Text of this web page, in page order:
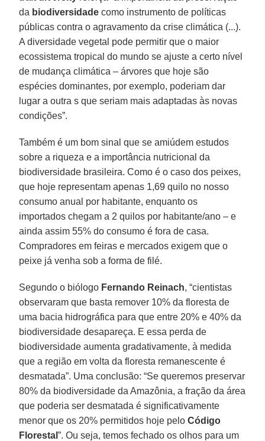
da biodiversidade como instrumento de políticas
públicas contra o agravamento da crise climática (...).
A diversidade vegetal pode permitir que o maior
ecossistema tropical do mundo se ajuste a certo nível
de mudança climática – árvores que hoje são
espécies dominantes, por exemplo, poderiam dar
lugar a outra s que seriam mais adaptadas às novas
condições”.
Também é um bom sinal que se amiúdem estudos
sobre a riqueza e a importância nutricional da
biodiversidade brasileira. Como é o caso dos peixes,
que hoje representam apenas 1,69 quilo no nosso
consumo anual por habitante, enquanto os
importados chegam a 2 quilos por habitante/ano – e
ainda assim 55% do consumo é fora de casa.
Compradores em feiras e mercados exigem que o
peixe já venha sob a forma de filé.
Segundo o biólogo Fernando Reinach, “cientistas
observaram que basta remover 10% da floresta de
uma bacia hidrográfica para que entre 20% e 40% da
biodiversidade desapareça. E essa perda de
biodiversidade aumenta gradativamente, à medida
que a região em volta da floresta remanescente é
desmatada”. Uma conclusão: “Se queremos preservar
80% da biodiversidade da Amazônia, a fração da área
que poderia ser desmatada é significativamente
menor que os 20% permitidos hoje peloCódigo
Florestal”. Ou seja, temos fechado os olhos para um